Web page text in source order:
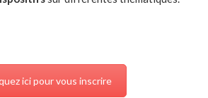
ici pour vous inscrire